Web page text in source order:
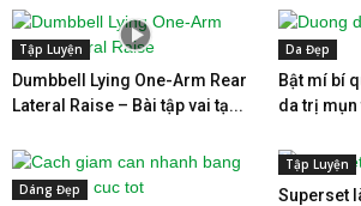
Tập Luyện
Dumbbell Lying One-Arm Rear
Lateral Raise – Bài tập vai tạ...
Da Đẹp
Bật mí bí
da trị mụn
Dáng Đẹp
Tập Luyện
Superset